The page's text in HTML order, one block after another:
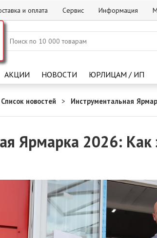
и оплата Сервис Информация
АКЦИИ НОВОСТИ ЮРЛИЦАМ / ИП
Список новостей Инструментальная
Ярмарка 2026: Как